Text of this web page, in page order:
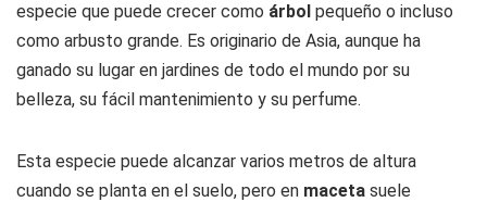
especie que puede crecer como árbol pequeño o incluso
como arbusto grande. Es originario de Asia, aunque ha
ganado su lugar en jardines de todo el mundo por su
belleza, su fácil mantenimiento y su perfume.
Esta especie puede alcanzar varios metros de altura
cuando se planta en el suelo, pero en maceta suele